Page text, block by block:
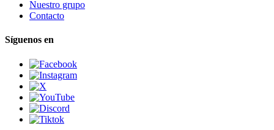
Nuestro grupo
Contacto
Síguenos en